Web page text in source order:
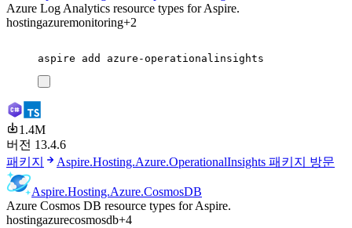
Azure Log Analytics resource types for Aspire.
hostingazuremonitoring+2
aspire add azure-operationalinsights
1.4M
버전 13.4.6
패키지
Aspire.Hosting.Azure.OperationalInsights 패키지 방문
Aspire.Hosting.Azure.CosmosDB
Azure Cosmos DB resource types for Aspire.
hostingazurecosmosdb+4